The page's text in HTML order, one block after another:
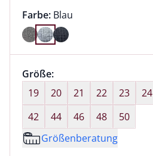
Farbauswahl:
Farbe: aktuell ausgewählt:
Blau
Farbe Blau ausgewählt
Größenauswahl:
Größe:nichts ausgewählt
19
20 21 22 23 24
42
44 46 48
50
Größenberatung